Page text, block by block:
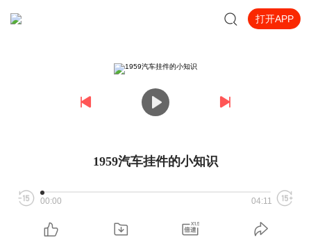
打开APP
1959汽车挂件的小知识
00:00 04:11